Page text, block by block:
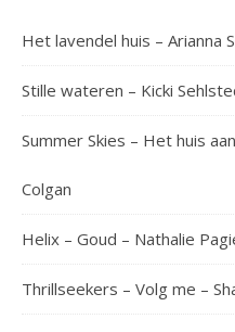
Het lavendel huis – Arianna
Stille wateren – Kicki
Summer Skies – Het huis
Colgan
Helix – Goud – Nathalie
Thrillseekers – Volg me –